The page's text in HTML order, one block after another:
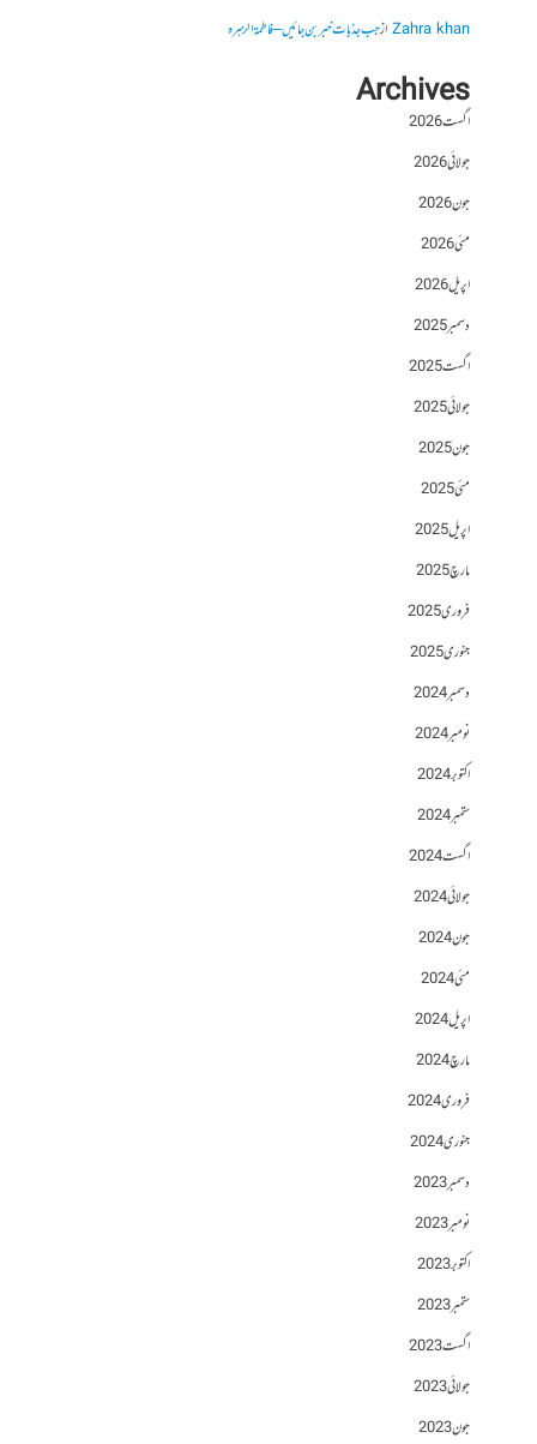
Zahra khanازجب جذبات خبر بن جائیں – فاطمۃالزہرہ
Archives
اگست 2026
جولائی 2026
جون 2026
مئی 2026
اپریل 2026
دسمبر 2025
اگست 2025
جولائی 2025
جون 2025
مئی 2025
اپریل 2025
مارچ 2025
فروری 2025
جنوری 2025
دسمبر 2024
نومبر 2024
اکتوبر 2024
ستمبر 2024
اگست 2024
جولائی 2024
جون 2024
مئی 2024
اپریل 2024
مارچ 2024
فروری 2024
جنوری 2024
دسمبر 2023
نومبر 2023
اکتوبر 2023
ستمبر 2023
اگست 2023
جولائی 2023
جون 2023